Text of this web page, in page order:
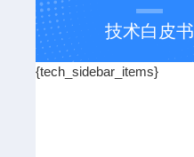
技术白皮书
{tech_sidebar_items}